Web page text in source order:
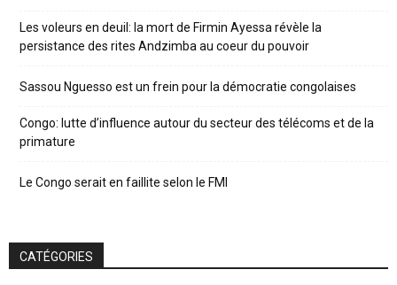
Les voleurs en deuil: la mort de Firmin Ayessa révèle la
persistance des rites Andzimba au coeur du pouvoir
Sassou Nguesso est un frein pour la démocratie congolaises
Congo: lutte d’influence autour du secteur des télécoms et de la
primature
Le Congo serait en faillite selon le FMI
CATÉGORIES